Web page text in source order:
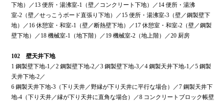
下地）／13 便所・湯沸室-1（壁／コンクリート下地）／14 便所・湯沸
室-2（壁／せっこうボード直張り下地）／15 便所・湯沸室-3（壁／鋼製壁下
地）／16 休憩室・和室-1（壁／断熱壁下地）／17 休憩室・和室-2（壁／鋼製
壁下地）／18 機械室-1（地下階）／19 機械室-2（地上階）／20 厨房
102 壁天井下地
1 鋼製壁下地-1／2 鋼製壁下地-2／3 鋼製壁下地-3／4 鋼製天井下地-1／5 鋼製
天井下地-2／
6 鋼製天井下地-3（下り天井／野縁が下り天井に平行な場合）／7 鋼製天井下
地-4（下り天井／縁が下り天井に直角な場合）／8 コンクリートブロック帳壁